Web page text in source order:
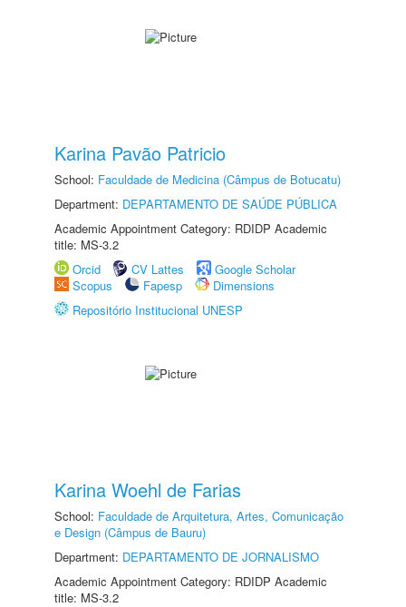
Karina Pavão Patricio
School: Faculdade de Medicina (Câmpus de Botucatu)
Department: DEPARTAMENTO DE SAÚDE PÚBLICA
Academic Appointment Category: RDIDP Academic
title: MS-3.2
Orcid
CV Lattes
Google Scholar
Scopus
Fapesp
Dimensions
Repositório Institucional UNESP
Karina Woehl de Farias
School: Faculdade de Arquitetura, Artes, Comunicação
e Design (Câmpus de Bauru)
Department: DEPARTAMENTO DE JORNALISMO
Academic Appointment Category: RDIDP Academic
title: MS-3.2